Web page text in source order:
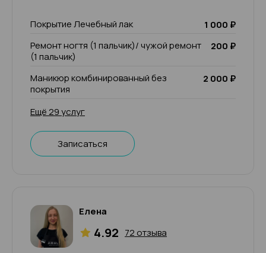
Покрытие Лечебный лак
1 000 ₽
Ремонт ногтя (1 пальчик)/ чужой ремонт
(1 пальчик)
200 ₽
Маникюр комбинированный без
покрытия
2 000 ₽
Ещё 29 услуг
Записаться
Елена
4.92 72 отзыва